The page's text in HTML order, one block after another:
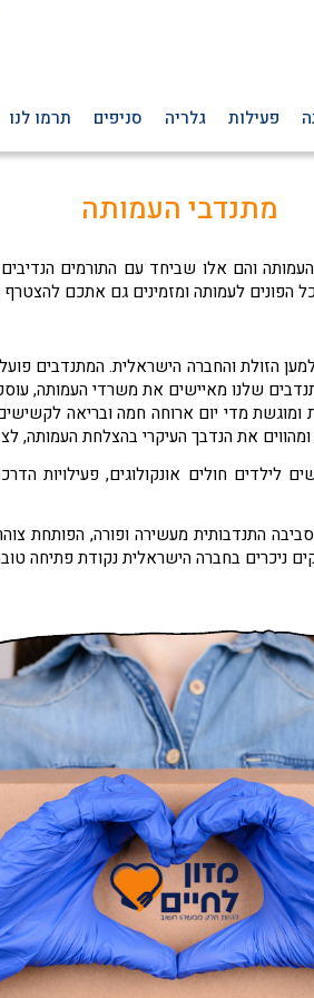
פעילות גלריה סניפים תרמו לנו
מתנדבי העמותה
והם אלו שביחד עם התורמים
הפונים לעמותה ומזמינים גם אתכם
הזולת והחברה הישראלית. המתנדבים
שלנו מאיישים את משרדי העמותה,
מדי יום ארוחה חמה ובריאה
את הנדבך העיקרי בהצלחת העמותה,
חולים אונקולוגים, פעילויות
התנדבותית מעשירה ופורה, הפותחת
ניכרים בחברה הישראלית נקודת פתיחה